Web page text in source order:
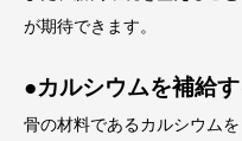
が期待できます。
●カルシウムを補給
骨の材料であるカルシウム